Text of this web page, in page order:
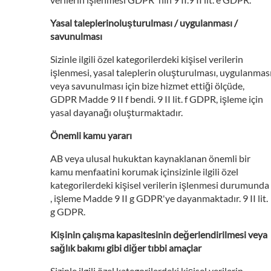
Yasal taleplerinoluşturulması / uygulanması /
savunulması
Sizinle ilgili özel kategorilerdeki kişisel verilerin
işlenmesi, yasal taleplerin oluşturulması,
veya savunulması için bize hizmet ettiği ölçüde,
GDPR Madde 9 II f bendi. 9 II lit. f GDPR, işleme için
yasal dayanağı oluşturmaktadır.
Önemli kamu yararı
AB veya ulusal hukuktan kaynaklanan önemli bir
kamu menfaatini korumak içinsizinle ilgili özel
kategorilerdeki kişisel verilerin işlenmesi durumunda
, işleme Madde 9 II g GDPR'ye dayanmaktadır. 9 II lit.
g GDPR.
Kişinin çalışma kapasitesinin değerlendirilmesi veya
sağlık bakımı gibi diğer tıbbi amaçlar